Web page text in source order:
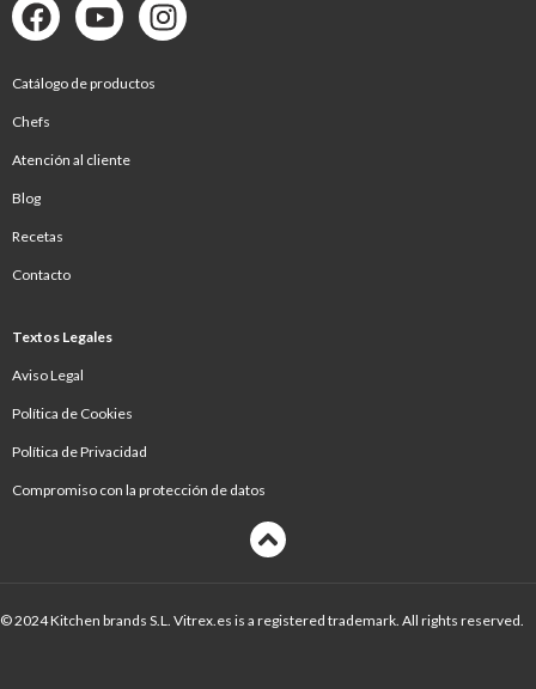
Catálogo de productos
Chefs
Atención al cliente
Blog
Recetas
Contacto
Textos Legales
Aviso Legal
Política de Cookies
Política de Privacidad
Compromiso con la protección de datos
© 2024 Kitchen brands S.L. Vitrex.es is a registered trademark. All rights reserved.